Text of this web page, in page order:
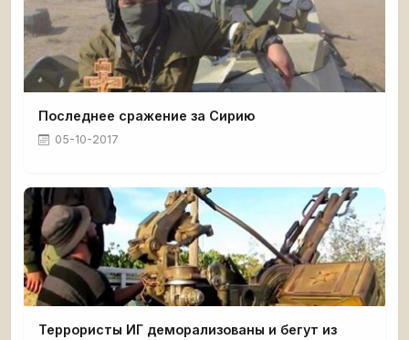
Последнее сражение за Сирию
05-10-2017
Террористы ИГ деморализованы и бегут из